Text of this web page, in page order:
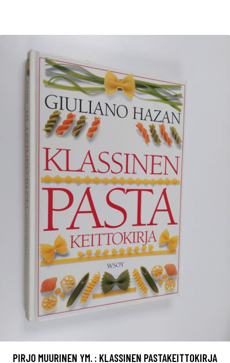
PIRJO MUURINEN YM. : KLASSINEN PASTAKEITTOKIRJA